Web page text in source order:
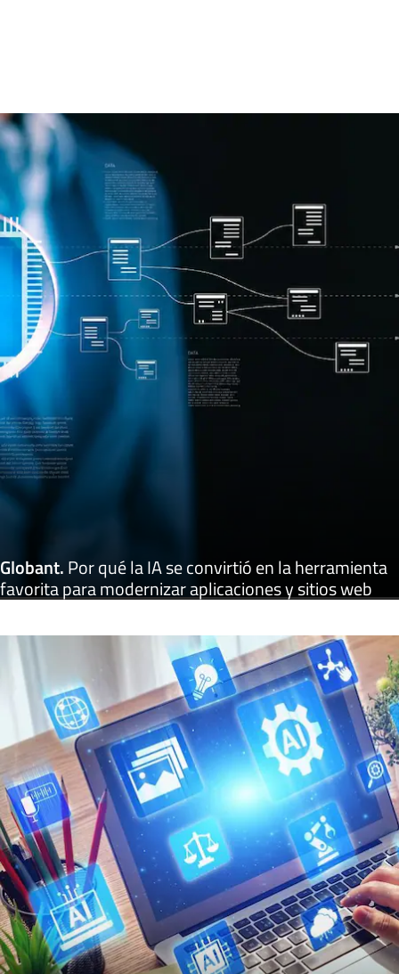
Globant.Por qué la IA se convirtió en la herramienta
favorita para modernizar aplicaciones y sitios web